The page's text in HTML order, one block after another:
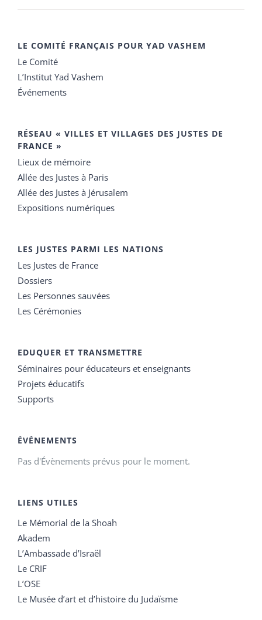
LE COMITÉ FRANÇAIS POUR YAD VASHEM
Le Comité
L’Institut Yad Vashem
Événements
RÉSEAU « VILLES ET VILLAGES DES JUSTES DE
FRANCE »
Lieux de mémoire
Allée des Justes à Paris
Allée des Justes à Jérusalem
Expositions numériques
LES JUSTES PARMI LES NATIONS
Les Justes de France
Dossiers
Les Personnes sauvées
Les Cérémonies
EDUQUER ET TRANSMETTRE
Séminaires pour éducateurs et enseignants
Projets éducatifs
Supports
ÉVÉNEMENTS
Pas d'Évènements prévus pour le moment.
LIENS UTILES
Le Mémorial de la Shoah
Akadem
L’Ambassade d’Israël
Le CRIF
L’OSE
Le Musée d’art et d’histoire du Judaïsme